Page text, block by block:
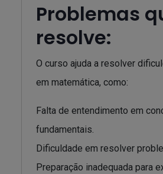
Problemas
resolve:
O curso ajuda a resolver
em matemática, como:
Falta de entendimento em
fundamentais.
Dificuldade em resolver
Preparação inadequada para